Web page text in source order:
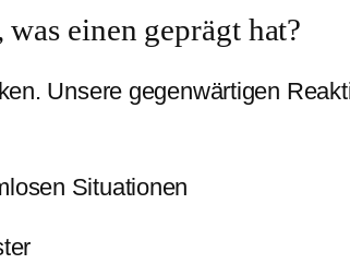
einen geprägt hat?
Unsere gegenwärtigen
Situationen